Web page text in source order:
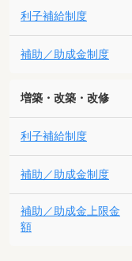
利子補給制度
補助／助成金制度
増築・改築・改修
利子補給制度
補助／助成金制度
補助／助成金上限金
額